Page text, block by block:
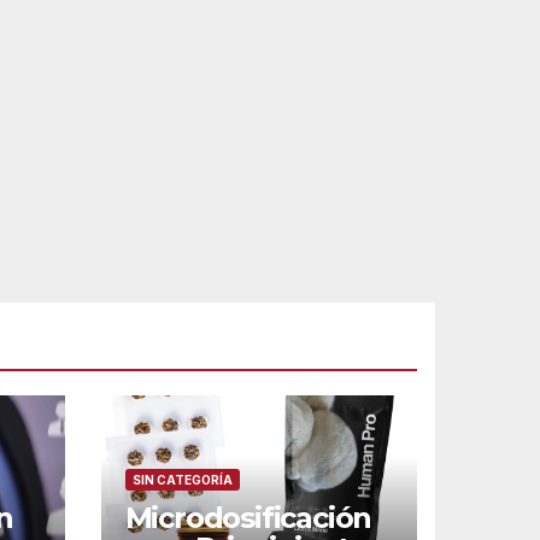
SIN CATEGORÍA
Microdosificación